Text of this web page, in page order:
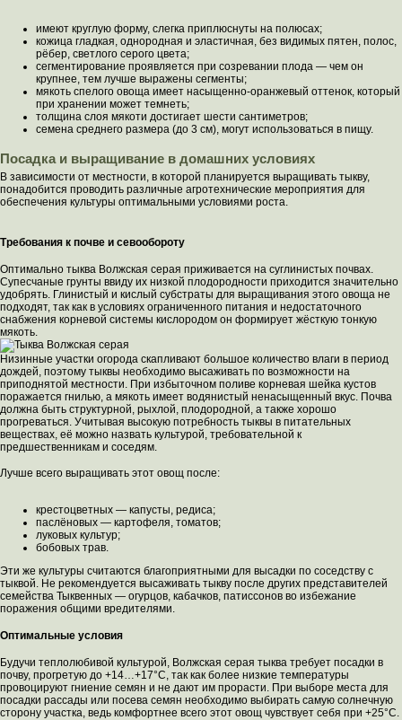
имеют круглую форму, слегка приплюснуты на полюсах;
кожица гладкая, однородная и эластичная, без видимых пятен, полос,
рёбер, светлого серого цвета;
сегментирование проявляется при созревании плода — чем он
крупнее, тем лучше выражены сегменты;
мякоть спелого овоща имеет насыщенно-оранжевый оттенок, который
при хранении может темнеть;
толщина слоя мякоти достигает шести сантиметров;
семена среднего размера (до 3 см), могут использоваться в пищу.
Посадка и выращивание в домашних условиях
В зависимости от местности, в которой планируется выращивать тыкву,
понадобится проводить различные агротехнические мероприятия для
обеспечения культуры оптимальными условиями роста.
Требования к почве и севообороту
Оптимально тыква Волжская серая приживается на суглинистых почвах.
Супесчаные грунты ввиду их низкой плодородности приходится значительно
удобрять. Глинистый и кислый субстраты для выращивания этого овоща не
подходят, так как в условиях ограниченного питания и недостаточного
снабжения корневой системы кислородом он формирует жёсткую тонкую
мякоть.
Низинные участки огорода скапливают большое количество влаги в период
дождей, поэтому тыквы необходимо высаживать по возможности на
приподнятой местности. При избыточном поливе корневая шейка кустов
поражается гнилью, а мякоть имеет водянистый ненасыщенный вкус. Почва
должна быть структурной, рыхлой, плодородной, а также хорошо
прогреваться. Учитывая высокую потребность тыквы в питательных
веществах, её можно назвать культурой, требовательной к
предшественникам и соседям.
Лучше всего выращивать этот овощ после:
крестоцветных — капусты, редиса;
паслёновых — картофеля, томатов;
луковых культур;
бобовых трав.
Эти же культуры считаются благоприятными для высадки по соседству с
тыквой. Не рекомендуется высаживать тыкву после других представителей
семейства Тыквенных — огурцов, кабачков, патиссонов во избежание
поражения общими вредителями.
Оптимальные условия
Будучи теплолюбивой культурой, Волжская серая тыква требует посадки в
почву, прогретую до +14…+17°C, так как более низкие температуры
провоцируют гниение семян и не дают им прорасти. При выборе места для
посадки рассады или посева семян необходимо выбирать самую солнечную
сторону участка, ведь комфортнее всего этот овощ чувствует себя при +25°C.